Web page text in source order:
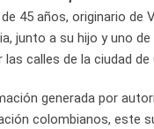
45 años, originario de
junto a su hijo y uno
calles de la ciudad de
generada por
colombianos, este